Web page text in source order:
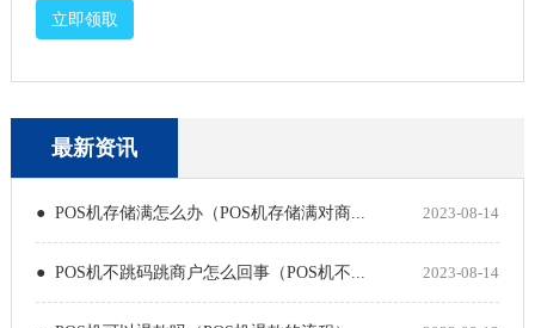
立即领取
最新资讯
● POS机存储满怎么办（POS机存储满对商... 2023-08-14
● POS机不跳码跳商户怎么回事（POS机不... 2023-08-14